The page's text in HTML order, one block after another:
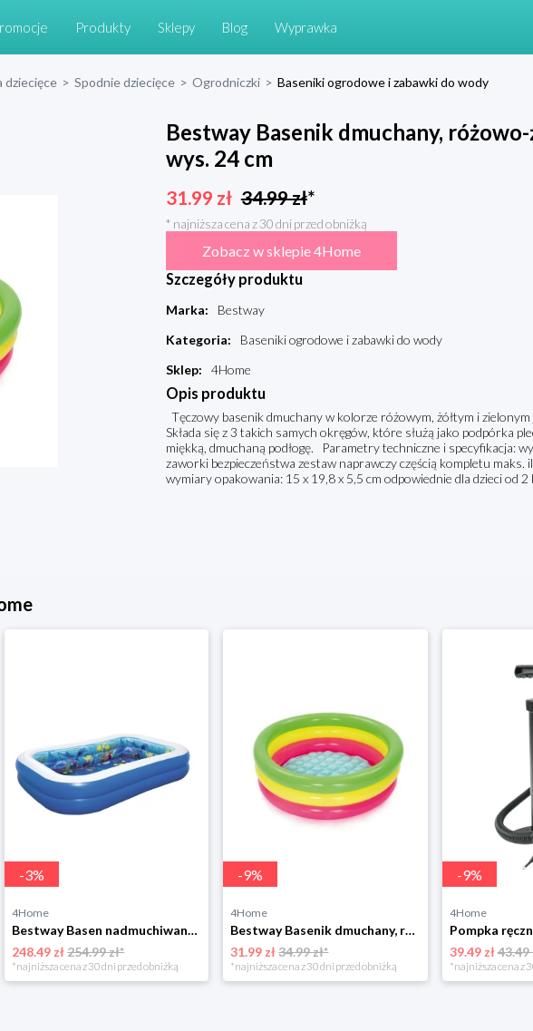
Produkty Sklepy Blog Wyprawka
dziecięce > Spodnie dziecięce > Ogrodniczki > Baseniki ogrodowe i zabawki do wody
Bestway Basenik dmuchany,
wys. 24 cm
31.99 zł 34.99zł*
* najniższa cena z 30 dni przed obniżką
Zobacz w sklepie 4Home
Szczegóły produktu
Marka:
Bestway
Kategoria:
Baseniki ogrodowe i zabawki do wody
Sklep: 4Home
Opis produktu
Tęczowy basenik dmuchany w kolorze różowym, żółtym i zielonym
Składa się z 3 takich samych okręgów, które służą jako podpórka
miękką, dmuchaną podłogę. Parametry techniczne i specyfikacja:
zaworki bezpieczeństwa zestaw naprawczy częścią kompletu maks.
wymiary opakowania: 15 x 19,8 x 5,5 cm odpowiednie dla dzieci od
-3%
4Home
Bestway Basen nadmuchiwany 3D świat morski, 262 x 175 x 51 cm
248.49 zł254.99 zł*
*najniższa cena z 30 dni przed obniżką
-9%
4Home
Bestway Basenik dmuchany, różowo-żółto-zielony, śr. 70 cm, wys. 24 cm
31.99 zł34.99 zł*
*najniższa cena z 30 dni przed obniżką
-9%
4Home
39.49 zł43.49
*najniższa cena z